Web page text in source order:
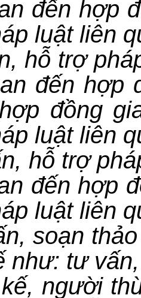
đến hợp
luật liên
trợ
đến hợp
đồng
luật liên
trợ
đến hợp
luật liên
thảo
như: tư
người